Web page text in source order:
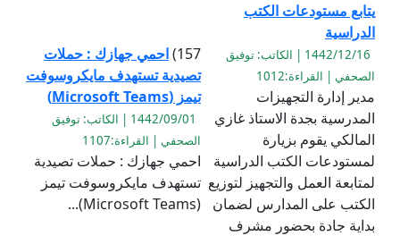
يتابع مستودعات الكتب
الدراسية
1442/12/16 | الكاتب: توفيق
الصحفي | القراءة:1012
مدير إدارة التجهيزات
المدرسية بجدة الاستاذ غازي
المالكي يقوم بزيارة
لمستودعات الكتب الدراسية
لمتابعة العمل والتجهيز لتوزيع
الكتب على المدارس لضمان
بداية جادة بحضور مشرف
157) احمي جهازك : حملات
تصيدية تستهدف مايكروسوفت
تيمز (Microsoft Teams)
1442/09/01 | الكاتب: توفيق
الصحفي | القراءة:1107
احمي جهازك : حملات تصيدية
تستهدف مايكروسوفت تيمز
(Microsoft Teams)...